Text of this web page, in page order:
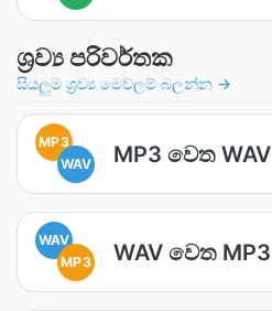
ශ්‍රව්‍ය පරිවර්තක
සියලුම ශ්‍රව්‍ය මෙවලම් බලන්න →
MP3
WAV
MP3 වෙත WAV
WAV
MP3
WAV වෙත MP3